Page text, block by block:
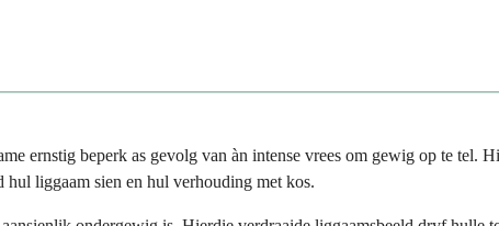
ernstig beperk as gevolg van àn intense vrees om gewig op te tel.
hul liggaam sien en hul verhouding met kos.